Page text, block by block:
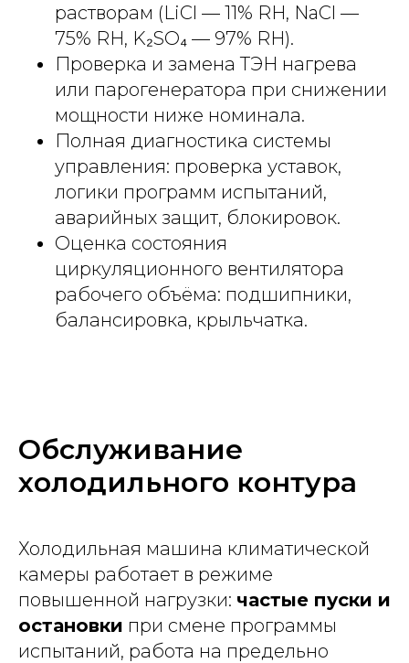
растворам (LiCl — 11% RH, NaCl —
75% RH, K₂SO₄ — 97% RH).
Проверка и замена ТЭН нагрева
или парогенератора при снижении
мощности ниже номинала.
Полная диагностика системы
управления: проверка уставок,
логики программ испытаний,
аварийных защит, блокировок.
Оценка состояния
циркуляционного вентилятора
рабочего объёма: подшипники,
балансировка, крыльчатка.
Обслуживание
холодильного контура
Холодильная машина климатической
камеры работает в режиме
повышенной нагрузки: частые пуски и
остановки при смене программы
испытаний, работа на предельно